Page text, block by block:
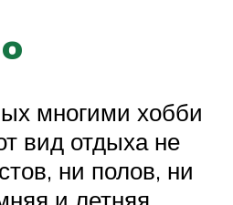
многими хобби
вид отдыха не
ни полов, ни